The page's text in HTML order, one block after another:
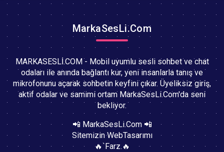
MarkaSesLi.Com
MARKASESLİ.COM - Mobil uyumlu sesli sohbet ve chat
odaları ile anında bağlantı kur, yeni insanlarla tanış ve
mikrofonunu açarak sohbetin keyfini çıkar. Üyeliksiz giriş,
aktif odalar ve samimi ortam MarkaSesLi.Com'da seni
bekliyor.
📲 MarkaSesLi.Com 📲
Sitemizin WebTasarımı
🔥`Farz.🔥